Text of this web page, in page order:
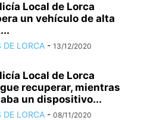
Local de Lorca
un vehículo de alta
DE LORCA - 13/12/2020
Local de Lorca
recuperar, mientras
un dispositivo...
DE LORCA - 08/11/2020